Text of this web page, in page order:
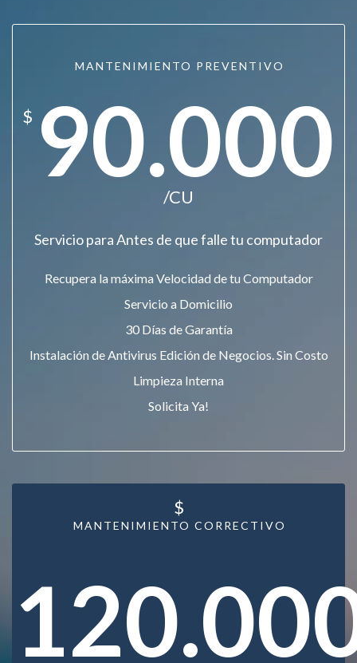
MANTENIMIENTO PREVENTIVO
$ 90.000
/CU
Servicio para Antes de que falle tu computador
Recupera la máxima Velocidad de tu Computador
Servicio a Domicilio
30 Días de Garantía
Instalación de Antivirus Edición de Negocios. Sin Costo
Limpieza Interna
Solicita Ya!
MANTENIMIENTO CORRECTIVO
$